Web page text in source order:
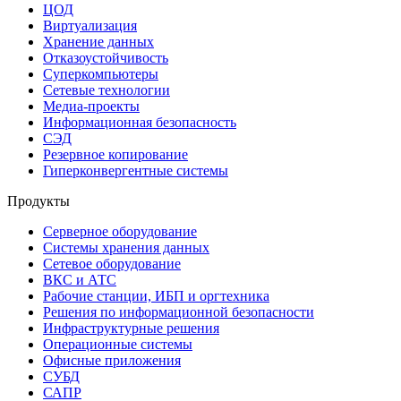
ЦОД
Виртуализация
Хранение данных
Отказоустойчивость
Суперкомпьютеры
Сетевые технологии
Медиа-проекты
Информационная безопасность
СЭД
Резервное копирование
Гиперконвергентные системы
Продукты
Серверное оборудование
Системы хранения данных
Сетевое оборудование
ВКС и АТС
Рабочие станции, ИБП и оргтехника
Решения по информационной безопасности
Инфраструктурные решения
Операционные системы
Офисные приложения
СУБД
САПР